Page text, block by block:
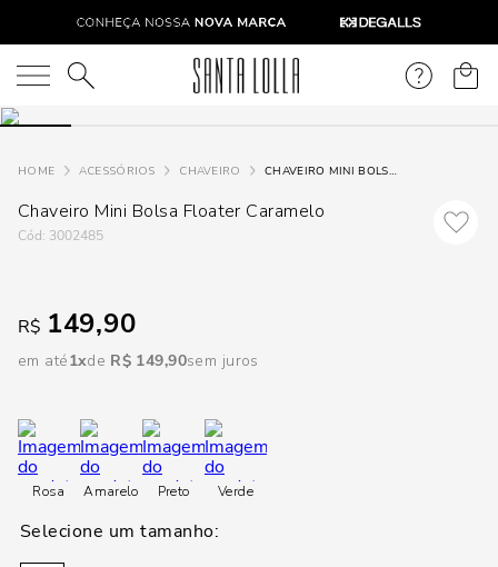
O que você está procurando?
ACESSÓRIOS CHAVEIRO CHAVEIRO MINI BOLSA FLOATER CARAMELO
Chaveiro Mini Bolsa Floater Caramelo
: 3002485
R$ 149,90
em até1 R$ 149,90sem juros
Rosa Amarelo Preto Verde